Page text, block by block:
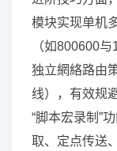
模块实现单机
（如800600
独立網絡路由
线），有效规
“脚本宏录制”
取、定点传送